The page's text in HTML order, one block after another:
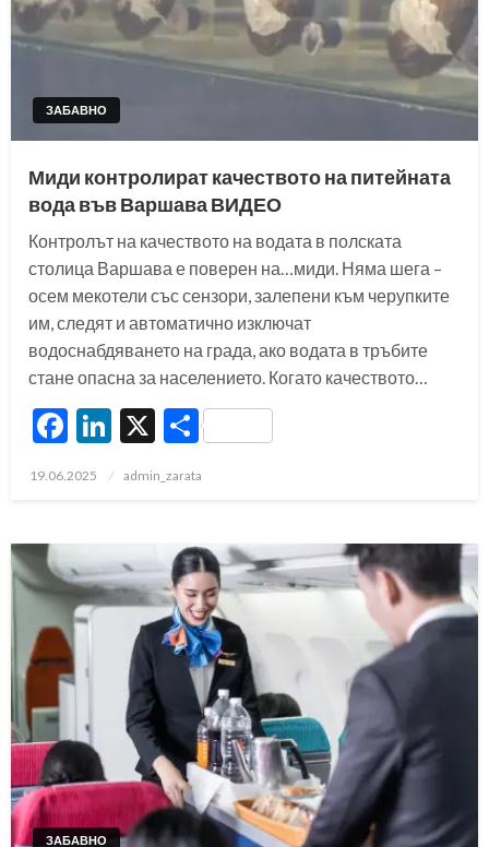
ЗАБАВНО
Миди контролират качеството на питейната
вода във Варшава ВИДЕО
Контролът на качеството на водата в полската
столица Варшава е поверен на…миди. Няма шега –
осем мекотели със сензори, залепени към черупките
им, следят и автоматично изключат
водоснабдяването на града, ако водата в тръбите
стане опасна за населението. Когато качеството…
Facebook
LinkedIn
X Share
Posted
19.06.2025 admin_zarata
ЗАБАВНО